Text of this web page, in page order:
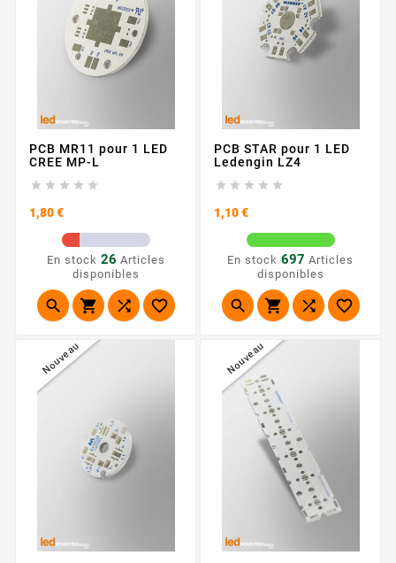
PCB MR11 pour 1 LED
CREE MP-L
    
1,80 €Prix
En stock 26 Articles
disponibles
   
PCB STAR pour 1 LED
Ledengin LZ4
    
1,10 €Prix
En stock 697 Articles
disponibles
   
Nouveau Nouveau